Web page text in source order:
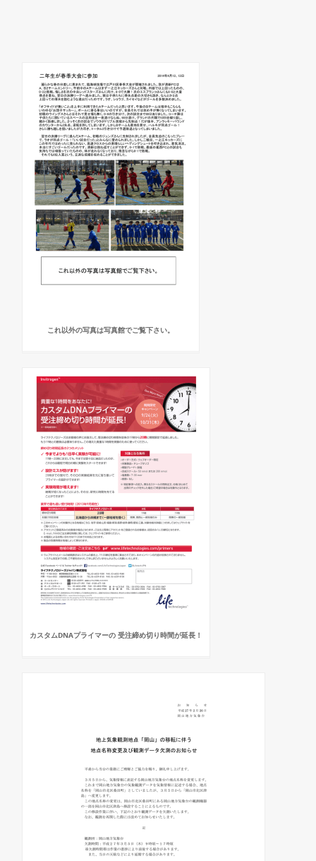
これ以外の写真は写真館でご覧下さい。
カスタムDNAプライマーの 受注締め切り時間が延長！